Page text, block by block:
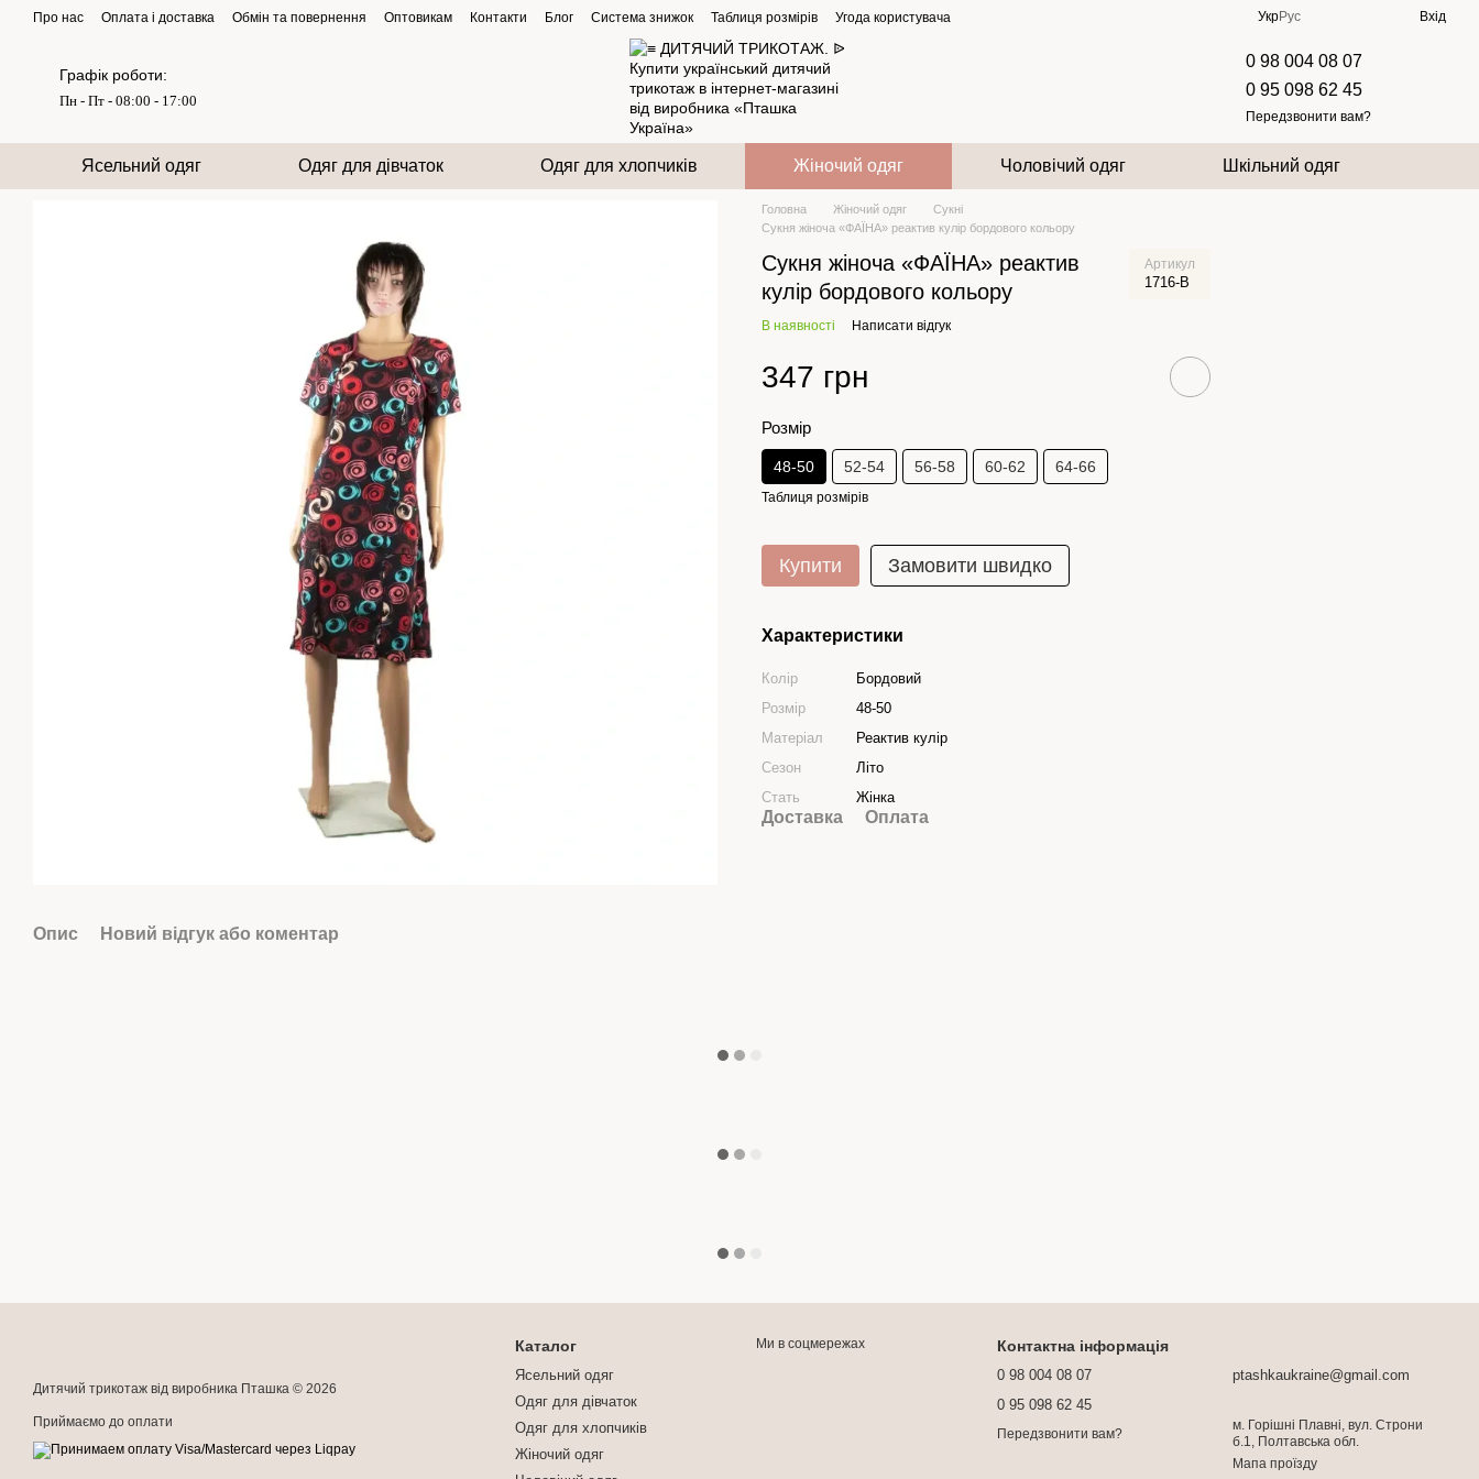
Перейти до основного контенту
Про нас Оплата і доставка Обмін та повернення Оптовикам Контакти Блог Система знижок Таблиця розмірів Угода користувача УкрРус Вхід
Графік роботи:
Пн - Пт - 08:00 - 17:00
0 98 004 08 07
0 95 098 62 45
Передзвонити вам?
Ясельний одяг Одяг для дівчаток Одяг для хлопчиків Жіночий одяг Чоловічий одяг Шкільний одяг
Опис Новий відгук або коментар
Головна Жіночий одяг
Сукні
Сукня жіноча «ФАЇНА» реактив кулір бордового кольору
Сукня жіноча «ФАЇНА» реактив
кулір бордового кольору
Артикул
1716-B
В наявності Написати відгук
347 грн
Розмір
48-50 52-54 56-58 60-62 64-66
Таблиця розмірів
Купити Замовити швидко
Характеристики
Колір
Бордовий
Розмір
48-50
Матеріал
Реактив кулір
Сезон
Літо
Стать
Жінка
Доставка Оплата
Дитячий трикотаж від виробника Пташка © 2026
Приймаємо до оплати
Каталог
Ясельний одяг
Одяг для дівчаток
Одяг для хлопчиків
Жіночий одяг
Ми в соцмережах Контактна інформація
0 98 004 08 07
0 95 098 62 45
Передзвонити вам?
ptashkaukraine@gmail.com
м. Горішні Плавні, вул. Строни
б.1, Полтавська обл.
Мапа проїзду